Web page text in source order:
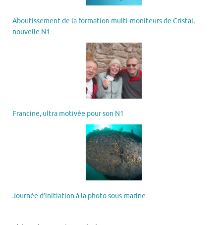
Aboutissement de la formation multi-moniteurs de Cristal,
nouvelle N1
Francine, ultra motivée pour son N1
Journée d’initiation à la photo sous-marine